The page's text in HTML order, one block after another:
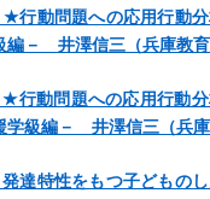
行動問題への応用行動分
編－ 井澤信三（兵庫教育
行動問題への応用行動分
学級編－ 井澤信三（兵庫
達特性をもつ子どもの